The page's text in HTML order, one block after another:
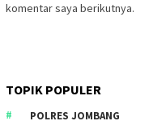
komentar saya berikutnya.
TOPIK POPULER
POLRES JOMBANG